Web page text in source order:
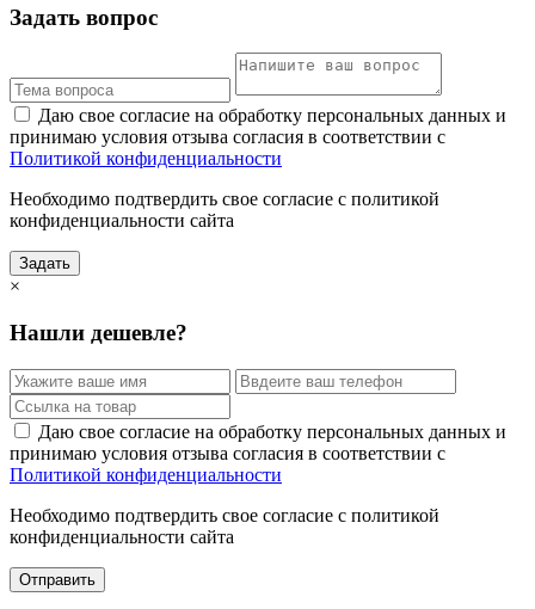
Задать вопрос
Даю свое согласие на обработку персональных данных и
принимаю условия отзыва согласия в соответствии с
Политикой конфиденциальности
Необходимо подтвердить свое согласие с политикой
конфиденциальности сайта
Задать
×
Нашли дешевле?
Даю свое согласие на обработку персональных данных и
принимаю условия отзыва согласия в соответствии с
Политикой конфиденциальности
Необходимо подтвердить свое согласие с политикой
конфиденциальности сайта
Отправить